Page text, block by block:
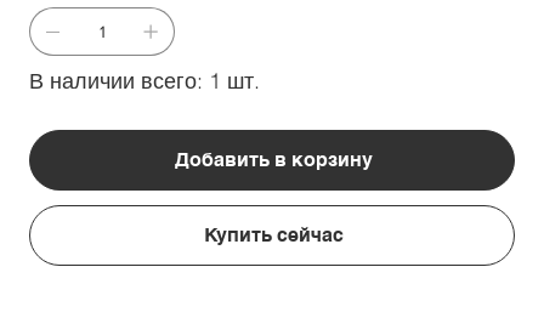
В наличии всего: 1 шт.
Добавить в корзину
Купить сейчас